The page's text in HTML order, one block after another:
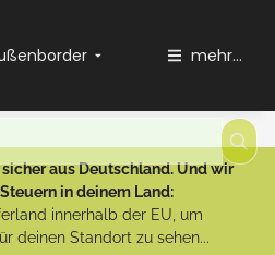
mehr...
aus Deutschland. Und wir
in deinem Land:
innerhalb der EU, um
deinen Standort zu sehen...